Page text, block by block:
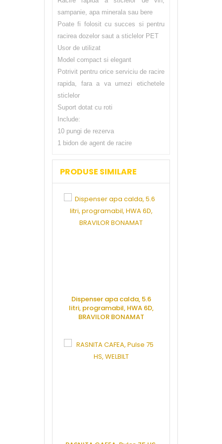
sampanie, apa minerala sau bere
Poate fi folosit cu succes si pentru
racirea dozelor saut a sticlelor PET
Usor de utilizat
Model compact si elegant
Potrivit pentru orice serviciu de racire
rapida, fara a va umezi etichetele
sticlelor
Suport dotat cu roti
Include:
10 pungi de rezerva
1 bidon de agent de racire
PRODUSE SIMILARE
Dispenser apa calda, 5.6
litri, programabil, HWA 6D,
BRAVILOR BONAMAT